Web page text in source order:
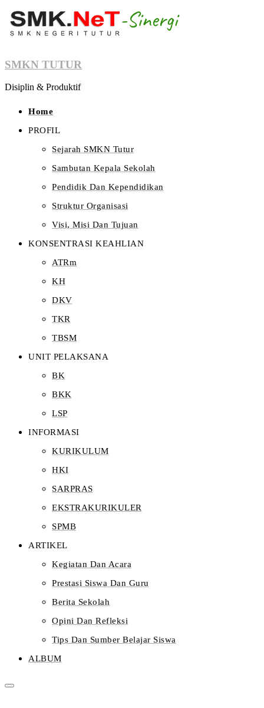
SMKN TUTUR
Disiplin & Produktif
Home
PROFIL
Sejarah SMKN Tutur
Sambutan Kepala Sekolah
Pendidik Dan Kependidikan
Struktur Organisasi
Visi, Misi Dan Tujuan
KONSENTRASI KEAHLIAN
ATRm
KH
DKV
TKR
TBSM
UNIT PELAKSANA
BK
BKK
LSP
INFORMASI
KURIKULUM
HKI
SARPRAS
EKSTRAKURIKULER
SPMB
ARTIKEL
Kegiatan Dan Acara
Prestasi Siswa Dan Guru
Berita Sekolah
Opini Dan Refleksi
Tips Dan Sumber Belajar Siswa
ALBUM